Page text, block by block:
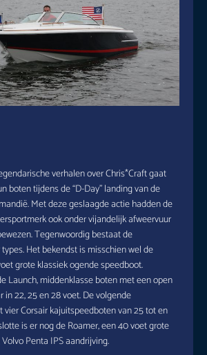
verhalen over Chris*Craft gaat
boten tijdens de “D-Day” landing van de
Met deze geslaagde actie hadden de
ook onder vijandelijk afweervuur
Tegenwoordig bestaat de
Het bekendst is misschien wel de
grote klassiek ogende speedboot.
Launch, middenklasse boten met een open
in 22, 25 en 28 voet. De volgende
Corsair kajuitspeedboten van 25 tot en
is er nog de Roamer, een 40 voet grote
Penta IPS aandrijving.